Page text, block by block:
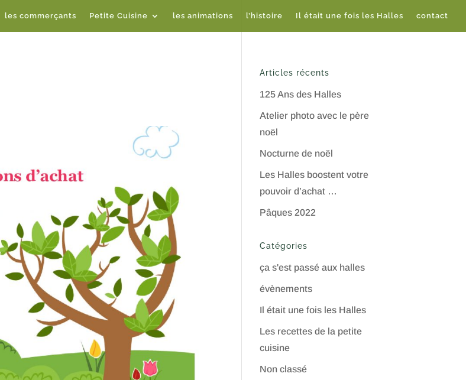
les commerçants Petite Cuisine les animations l’histoire Il était une fois les Halles contact
Articles récents
125 Ans des Halles
Atelier photo avec le père
noël
Nocturne de noël
Les Halles boostent votre
pouvoir d’achat …
Pâques 2022
Catégories
ça s'est passé aux halles
évènements
Il était une fois les Halles
Les recettes de la petite
cuisine
Non classé